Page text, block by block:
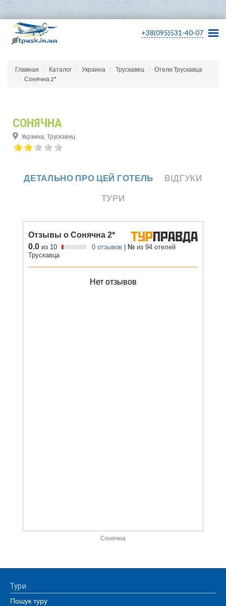
+38(095)531-40-07
Главная Каталог Украина Трускавец
Отели Трускавца
Сонячна 2*
СОНЯЧНА
Украина, Трускавец
ДЕТАЛЬНО ПРО ЦЕЙ ГОТЕЛЬ
ВІДГУКИ
ТУРИ
Сонячна
Тури
Пошук туру